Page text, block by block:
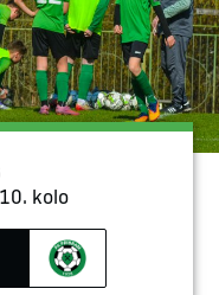
kolo